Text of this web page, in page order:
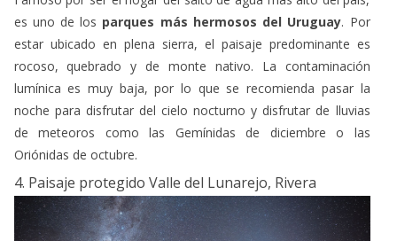
La Vía Láctea y la Luz Zodiacal desde las Quebradas del Norte // Fefo Bouvier